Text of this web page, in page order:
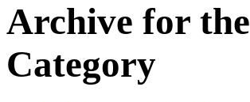
Archive for the
Category